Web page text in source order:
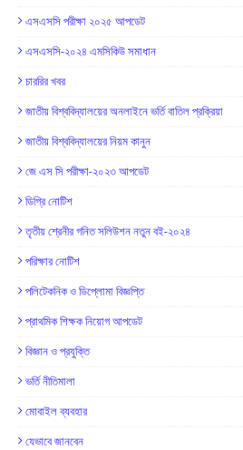
এসএসসি পরীক্ষা ২০২৫ আপডেট
এসএসসি-২০২৪ এমসিকিউ সমাধান
চাররির খবর
জাতীয় বিশ্ববিদ্যালয়ের অনলাইনে ভর্তি বাতিল প্রক্রিয়া
জাতীয় বিশ্ববিদ্যালয়ের নিয়ম কানুন
জে এস সি পরীক্ষা-২০২৩ আপডেট
ডিগ্রি নোটিশ
তৃতীয় শ্রেনীর গনিত সলিউশন নতুন বই-২০২৪
পরিক্ষার নোটিশ
পলিটেকনিক ও ডিপ্লোমা বিজ্ঞপ্তি
প্রাথমিক শিক্ষক নিয়োগ আপডেট
বিজ্ঞান ও প্রযুক্তি
ভর্তি নীতিমালা
মোবাইল ব্যবহার
যেভাবে জানবেন